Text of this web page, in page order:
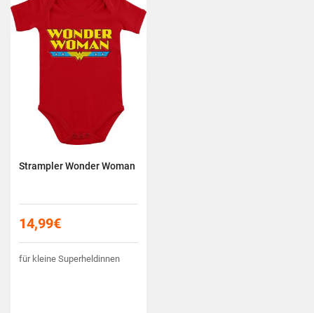
Strampler Wonder Woman
14,99€
für kleine Superheldinnen